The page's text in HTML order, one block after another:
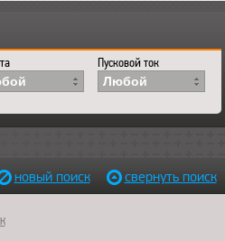
Пусковой ток
Любой
новый поиск свернуть поиск